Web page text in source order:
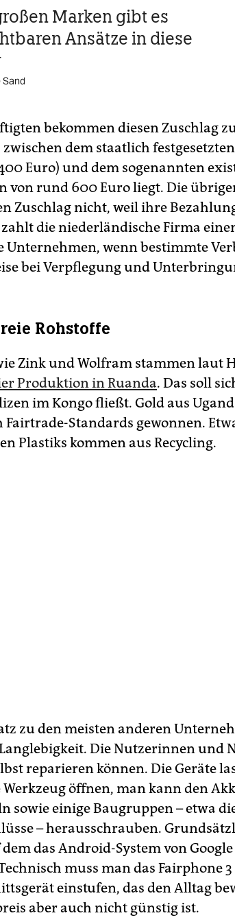
Marken gibt es
Ansätze in diese
Sand
bekommen diesen Zuschlag
zwischen dem staatlich
Euro) und dem sogenannten
von rund 600 Euro liegt. Die
Zuschlag nicht, weil ihre
die niederländische Firma
Unternehmen, wenn bestimmte
bei Verpflegung und
Rohstoffe
Zink und Wolfram stammen laut
Produktion in Ruanda. Das soll
im Kongo fließt. Gold aus
Fairtrade-Standards gewonnen.
Plastiks kommen aus Recycling.
zu den meisten anderen
Die Nutzerinnen und
reparieren können. Die Geräte
öffnen, man kann den
sowie einige Baugruppen – etwa
– herausschrauben.
das Android-System von
muss man das Fairphone
einstufen, das den Alltag
aber auch nicht günstig ist.